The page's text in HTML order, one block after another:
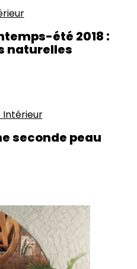
été 2018 :
naturelles
Intérieur
seconde peau